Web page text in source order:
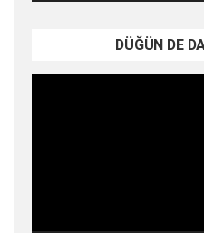
DÜĞÜN DE